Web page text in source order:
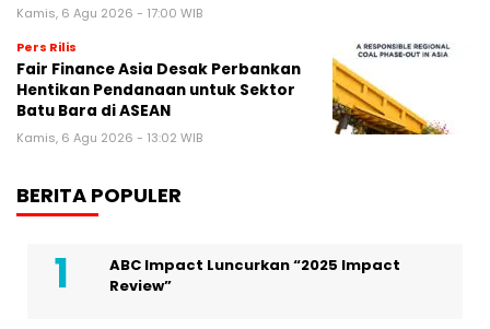
Kamis, 6 Agu 2026 - 17:00 WIB
Pers Rilis
Fair Finance Asia Desak Perbankan
Hentikan Pendanaan untuk Sektor
Batu Bara di ASEAN
Kamis, 6 Agu 2026 - 13:02 WIB
BERITA POPULER
ABC Impact Luncurkan “2025 Impact
Review”